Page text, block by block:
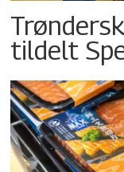
tildelt